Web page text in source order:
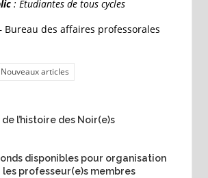
: Étudiantes de tous cycles
Bureau des affaires professorales
Nouveaux articles
l’histoire des Noir(e)s
disponibles pour organisation
les professeur(e)s membres